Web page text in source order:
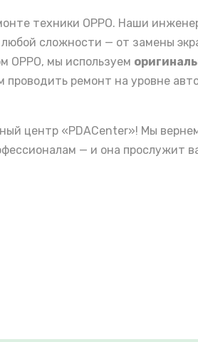
техники OPPO. Наши
сложности — от замены
OPPO, мы используем
проводить ремонт на уровне
центр «PDACenter»! Мы
— и она прослужит